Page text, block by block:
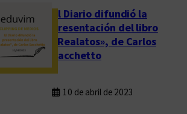
El Diario difundió la
presentación del libro
«Realatos», de Carlos
Sacchetto
10 de abril de 2023